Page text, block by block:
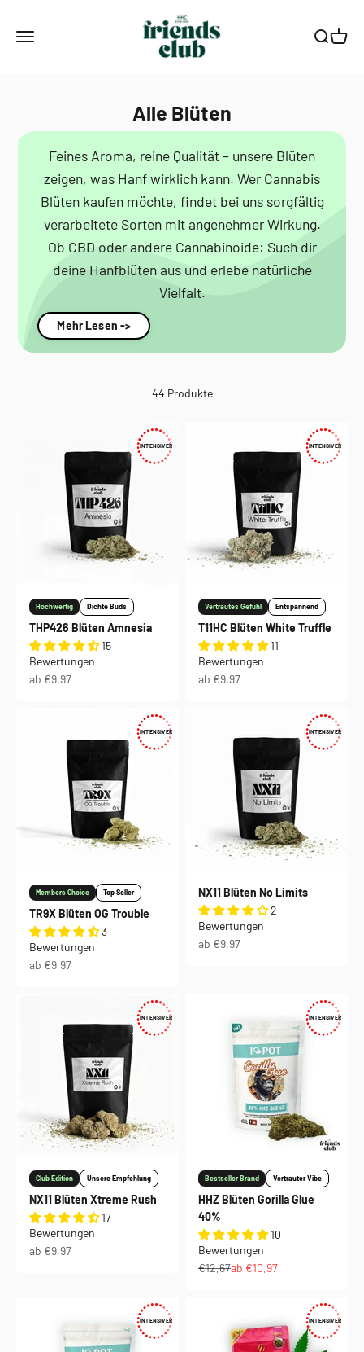
Menü
Smagro GmbH
Suche
Alle Blüten
Feines Aroma, reine Qualität – unsere Blüten
zeigen, was Hanf wirklich kann. Wer Cannabis
Blüten kaufen möchte, findet bei uns sorgfältig
verarbeitete Sorten mit angenehmer Wirkung.
Ob CBD oder andere Cannabinoide: Such dir
deine Hanfblüten aus und erlebe natürliche
Vielfalt.
Mehr Lesen ->
44 Produkte
INTENSIVER
Hochwertig Dichte Buds
THP426 Blüten Amnesia
15
Bewertungen
Angebot
ab €9,97
INTENSIVER
Vertrautes Gefühl Entspannend
T11HC Blüten White Truffle
11
Bewertungen
Angebot
ab €9,97
INTENSIVER
Members Choice Top Seller
TR9X Blüten OG Trouble
3
Bewertungen
Angebot
ab €9,97
INTENSIVER
NX11 Blüten No Limits
2
Bewertungen
Angebot
ab €9,97
INTENSIVER
Club Edition Unsere Empfehlung
NX11 Blüten Xtreme Rush
17
Bewertungen
Angebot
ab €9,97
INTENSIVER
Bestseller Brand Vertrauter Vibe
HHZ Blüten Gorilla Glue
40%
10
Bewertungen
Regulärer Preis
€12,67Angebot
ab €10,97
INTENSIVER INTENSIVER